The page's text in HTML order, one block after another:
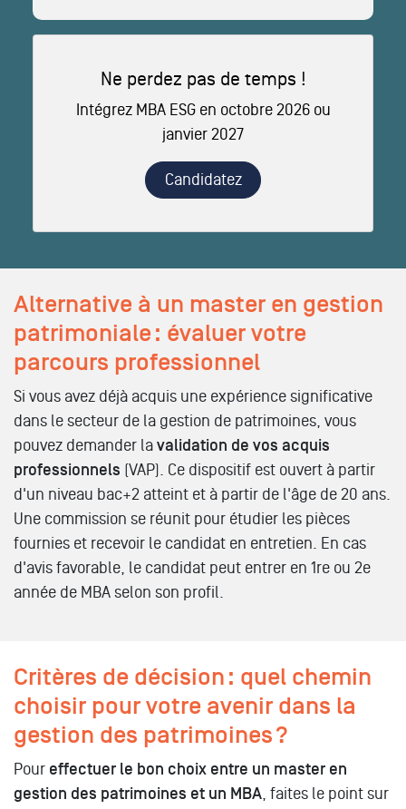
Ne perdez pas de temps !
Intégrez MBA ESG en octobre 2026 ou
janvier 2027
Candidatez
Alternative à un master en gestion
patrimoniale : évaluer votre
parcours professionnel
Si vous avez déjà acquis une expérience significative
dans le secteur de la gestion de patrimoines, vous
pouvez demander la validation de vos acquis
professionnels (VAP). Ce dispositif est ouvert à partir
d'un niveau bac+2 atteint et à partir de l'âge de 20 ans.
Une commission se réunit pour étudier les pièces
fournies et recevoir le candidat en entretien. En cas
d'avis favorable, le candidat peut entrer en 1re ou 2e
année de MBA selon son profil.
Critères de décision : quel chemin
choisir pour votre avenir dans la
gestion des patrimoines ?
Pour effectuer le bon choix entre un master en
gestion des patrimoines et un MBA , faites le point sur